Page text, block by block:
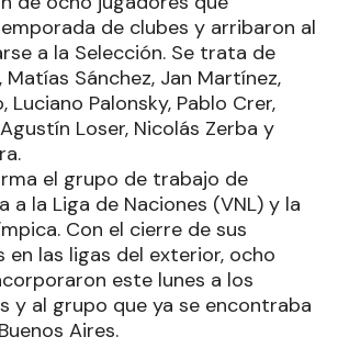
de clubes y arribaron al
a la Selección. Se trata de
Sánchez, Jan Martínez,
Luciano Palonsky, Pablo Crer,
Loser, Nicolás Zerba y
el grupo de trabajo de
a la Liga de Naciones (VNL) y la
Con el cierre de sus
en las ligas del exterior, ocho
este lunes a los
y al grupo que ya se encontraba
Aires.